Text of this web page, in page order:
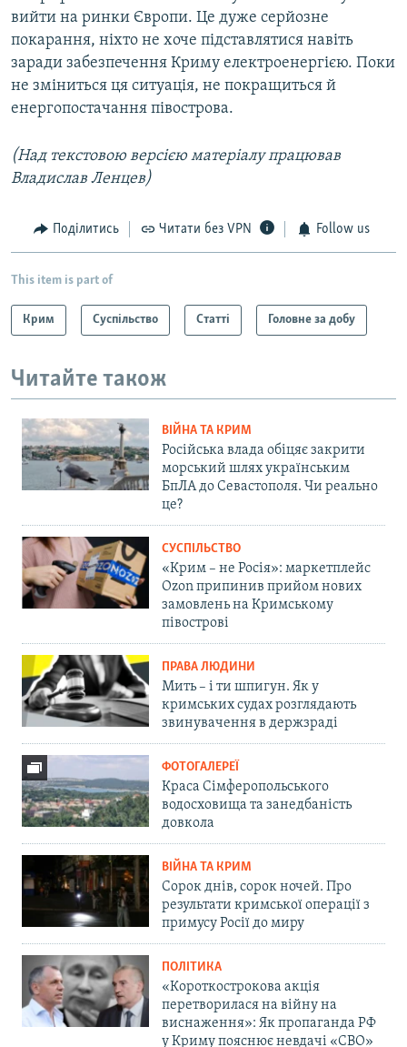
вийти на ринки Європи. Це дуже серйозне
покарання, ніхто не хоче підставлятися навіть
заради забезпечення Криму електроенергією. Поки
не зміниться ця ситуація, не покращиться й
енергопостачання півострова.
(Над текстовою версією матеріалу працював
Владислав Ленцев)
Поділитись Читати без VPN Follow us
This item is part of
Крим Суспільство Статті Головне за добу
Читайте також
ВІЙНА ТА КРИМ
Російська влада обіцяє закрити
морський шлях українським
БпЛА до Севастополя. Чи реально
це?
СУСПІЛЬСТВО
«Крим – не Росія»: маркетплейс
Ozon припинив прийом нових
замовлень на Кримському
півострові
ПРАВА ЛЮДИНИ
Мить – і ти шпигун. Як у
кримських судах розглядають
звинувачення в держзраді
ФОТОГАЛЕРЕЇ
Краса Сімферопольського
водосховища та занедбаність
довкола
ВІЙНА ТА КРИМ
Сорок днів, сорок ночей. Про
результати кримської операції з
примусу Росії до миру
ПОЛІТИКА
«Короткострокова акція
перетворилася на війну на
виснаження»: Як пропаганда РФ
у Криму пояснює невдачі «СВО»